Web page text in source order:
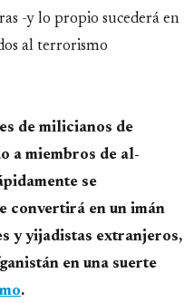
-y lo propio sucederá en
al terrorismo
de milicianos de
a miembros de al-
se
convertirá en un imán
y yijadistas extranjeros,
en una suerte
.